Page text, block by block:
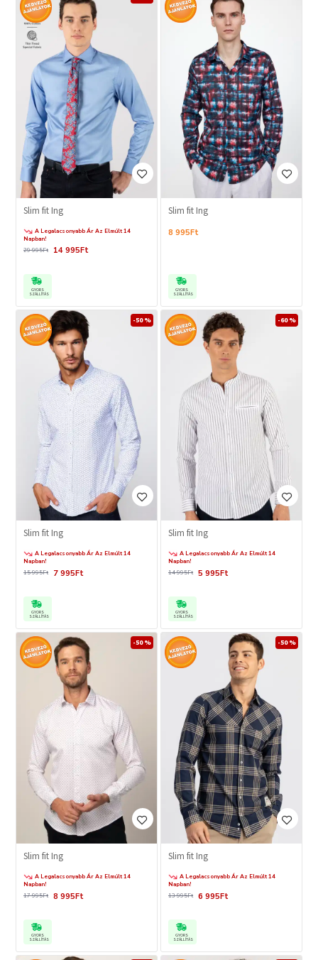
Slim fit Ing
A Legalacsonyabb Ár Az Elmúlt 14
Napban!
14 995Ft
29 995Ft
GYORS
SZÁLLÍTÁS
Slim fit Ing
8 995Ft
GYORS
SZÁLLÍTÁS
-50 %
Slim fit Ing
A Legalacsonyabb Ár Az Elmúlt 14
Napban!
7 995Ft
15 995Ft
GYORS
SZÁLLÍTÁS
-60 %
Slim fit Ing
A Legalacsonyabb Ár Az Elmúlt 14
Napban!
5 995Ft
14 995Ft
GYORS
SZÁLLÍTÁS
-50 %
Slim fit Ing
A Legalacsonyabb Ár Az Elmúlt 14
Napban!
8 995Ft
17 995Ft
GYORS
SZÁLLÍTÁS
-50 %
Slim fit Ing
A Legalacsonyabb Ár Az Elmúlt 14
Napban!
6 995Ft
13 995Ft
GYORS
SZÁLLÍTÁS